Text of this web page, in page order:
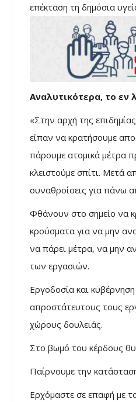
επέκταση τη δημόσια
Αναλυτικότερα, το εν
«Στην αρχή της
είπαν να κρατήσουμε
πάρουμε ατομικά μέτρα
κλειστούμε σπίτι. Μετά
συναθροίσεις για πάνω
Φθάνουν στο σημείο να
κρούσματα για να μην
να πάρει μέτρα, να μην
των εργασιών.
Εργοδοσία και
απροστάτευτους τους
χώρους δουλειάς.
Στο βωμό του κέρδους
Παίρνουμε την
Ερχόμαστε σε επαφή με